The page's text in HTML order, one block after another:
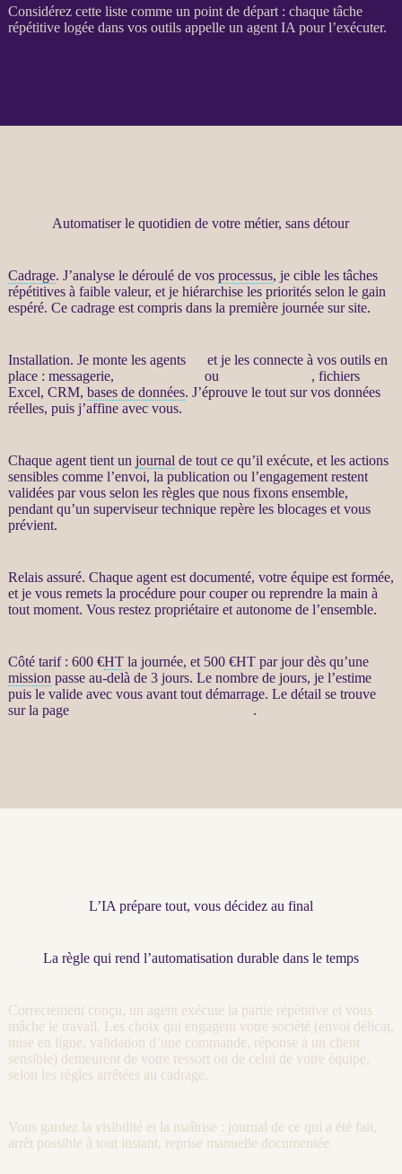
Considérez cette liste comme un point de départ : chaque tâche
répétitive logée dans vos outils appelle un agent IA pour l’exécuter.
Automatiser le quotidien de votre métier, sans détour
Cadrage. J’analyse le déroulé de vos processus, je cible les tâches
répétitives à faible valeur, et je hiérarchise les priorités selon le gain
espéré. Ce cadrageest compris dans la première journée sur site.
Installation. Je monte les agents
et je les connecte à vos outils en
place : messagerie,
ou
, fichiers
Excel, CRM, bases de données. J’éprouve le tout sur vos données
réelles, puis j’affine avec vous.
Chaque agenttient un journal de tout ce qu’il exécute, et les actions
sensibles comme l’envoi, la publication ou l’engagement restent
validées par vous selon les règles que nous fixons ensemble,
pendant qu’un superviseur technique repère les blocages et vous
prévient.
Relais assuré. Chaque agentest documenté, votre équipe est formée,
et je vous remets la procédure pour couper ou reprendre la main à
tout moment. Vous restez propriétaire et autonome de l’ensemble.
Côté tarif : 600 €HTla journée, et 500 €HTpar jour dès qu’une
mission passe au-delà de 3 jours. Le nombre de jours, je l’estime
puis le valide avec vous avant tout démarrage. Le détail se trouve
sur la page
.
L’IA prépare tout, vous décidez au final
La règle qui rend l’automatisation durable dans le temps
Correctement conçu, un agent exécute la partie répétitive et vous
mâche le travail. Les choix qui engagent votre société (envoi délicat,
mise en ligne, validation d’une commande, réponse à un client
sensible) demeurent de votre ressort ou de celui de votre équipe,
selon les règles arrêtées au cadrage.
Vous gardez la visibilité et la maîtrise : journal de ce qui a été fait,
arrêt possible à tout instant, reprise manuelle documentée.